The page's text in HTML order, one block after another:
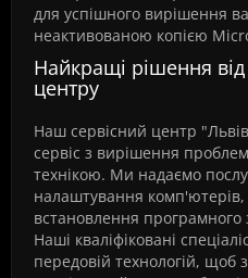
для успішного вирішення
неактивованою копією
Найкращі рішення
центру
Наш сервісний центр
сервіс з вирішення
технікою. Ми надаємо
налаштування
встановлення
Наші кваліфіковані
передовій технологій, щоб